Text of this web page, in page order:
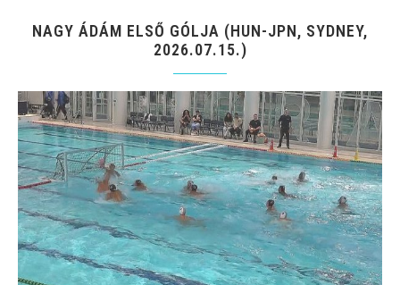
NAGY ÁDÁM ELSŐ GÓLJA (HUN-JPN, SYDNEY,
2026.07.15.)